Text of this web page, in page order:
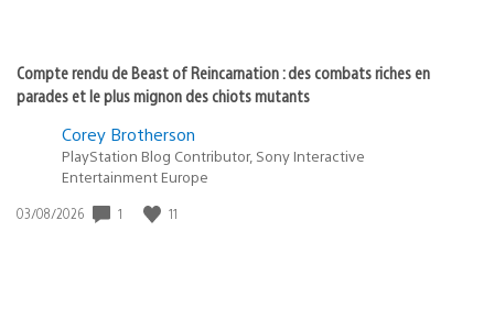
Compte rendu de Beast of Reincarnation : des combats riches en
parades et le plus mignon des chiots mutants
Corey Brotherson
PlayStation Blog Contributor, Sony Interactive
Entertainment Europe
Date
03/08/2026 1 11